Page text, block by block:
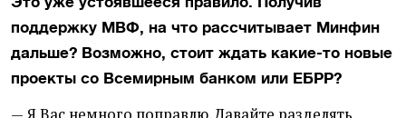
поддержку МВФ, на что рассчитывает Минфин
дальше? Возможно, стоит ждать какие-то новые
проекты со Всемирным банком или ЕБРР?